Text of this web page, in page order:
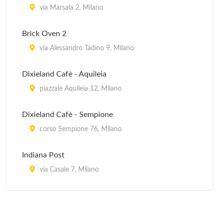
via Marsala 2, Milano
Brick Oven 2
via Alessandro Tadino 9, Milano
Dixieland Cafè - Aquileia
piazzale Aquileia 12, Milano
Dixieland Cafè - Sempione
corso Sempione 76, Milano
Indiana Post
via Casale 7, Milano